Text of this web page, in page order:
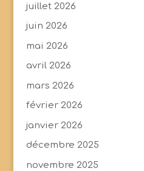
juillet 2026
juin 2026
mai 2026
avril 2026
mars 2026
février 2026
janvier 2026
décembre 2025
novembre 2025